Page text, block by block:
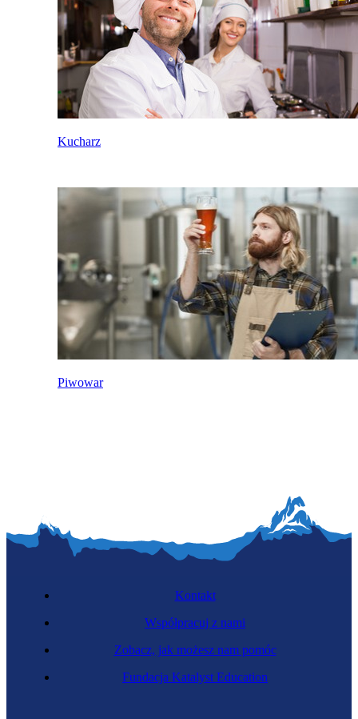
Kucharz
Piwowar
Kontakt
Współpracuj z nami
Zobacz, jak możesz nam pomóc
Fundacja Katalyst Education